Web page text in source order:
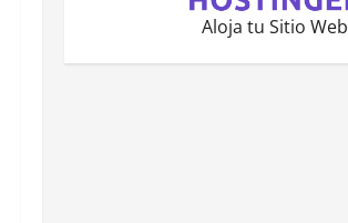
Aloja tu Sitio Web